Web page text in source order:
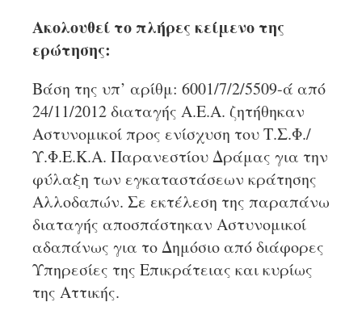
Ακολουθεί το πλήρες κείμενο της
ερώτησης:
Βάση της υπ’ αρίθμ: 6001/7/2/5509-ά από
24/11/2012 διαταγής Α.Ε.Α. ζητήθηκαν
Αστυνομικοί προς ενίσχυση του Τ.Σ.Φ./
Υ.Φ.Ε.Κ.Α. Παρανεστίου Δράμας για την
φύλαξη των εγκαταστάσεων κράτησης
Αλλοδαπών. Σε εκτέλεση της παραπάνω
διαταγής αποσπάστηκαν Αστυνομικοί
αδαπάνως για το Δημόσιο από διάφορες
Υπηρεσίες της Επικράτειας και κυρίως
της Αττικής.